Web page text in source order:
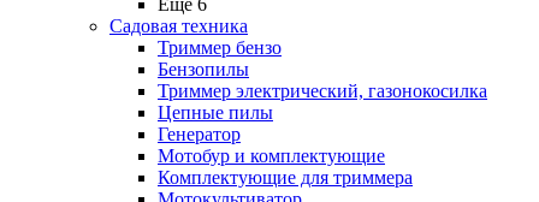
Ещё 6
Садовая техника
Триммер бензо
Бензопилы
Триммер электрический, газонокосилка
Цепные пилы
Генератор
Мотобур и комплектующие
Комплектующие для триммера